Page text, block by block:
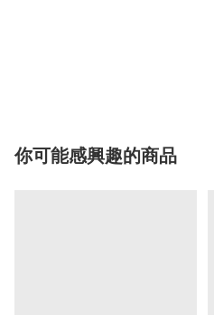
你可能感興趣的商品